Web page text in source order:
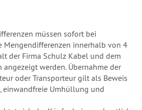
müssen sofort bei
Mengendifferenzen innerhalb von 4
der Firma Schulz Kabel und dem
werden. Übernahme der
oder Transporteur gilt als Beweis
einwandfreie Umhüllung und